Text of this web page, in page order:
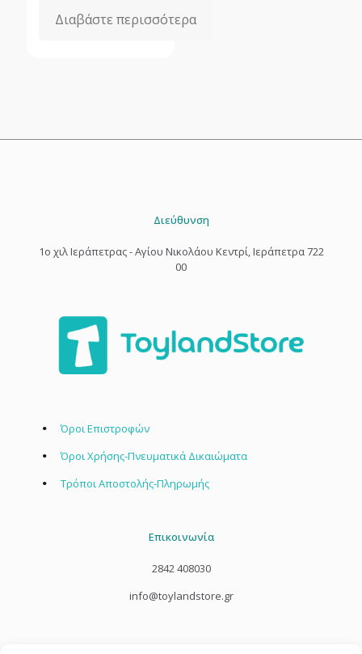
Διαβάστε περισσότερα
Διεύθυνση
1o χιλ Ιεράπετρας - Αγίου Νικολάου Κεντρί, Ιεράπετρα 722
00
Όροι Επιστροφών
Όροι Χρήσης-Πνευματικά Δικαιώματα
Τρόποι Αποστολής-Πληρωμής
Επικοινωνία
2842 408030
info@toylandstore.gr